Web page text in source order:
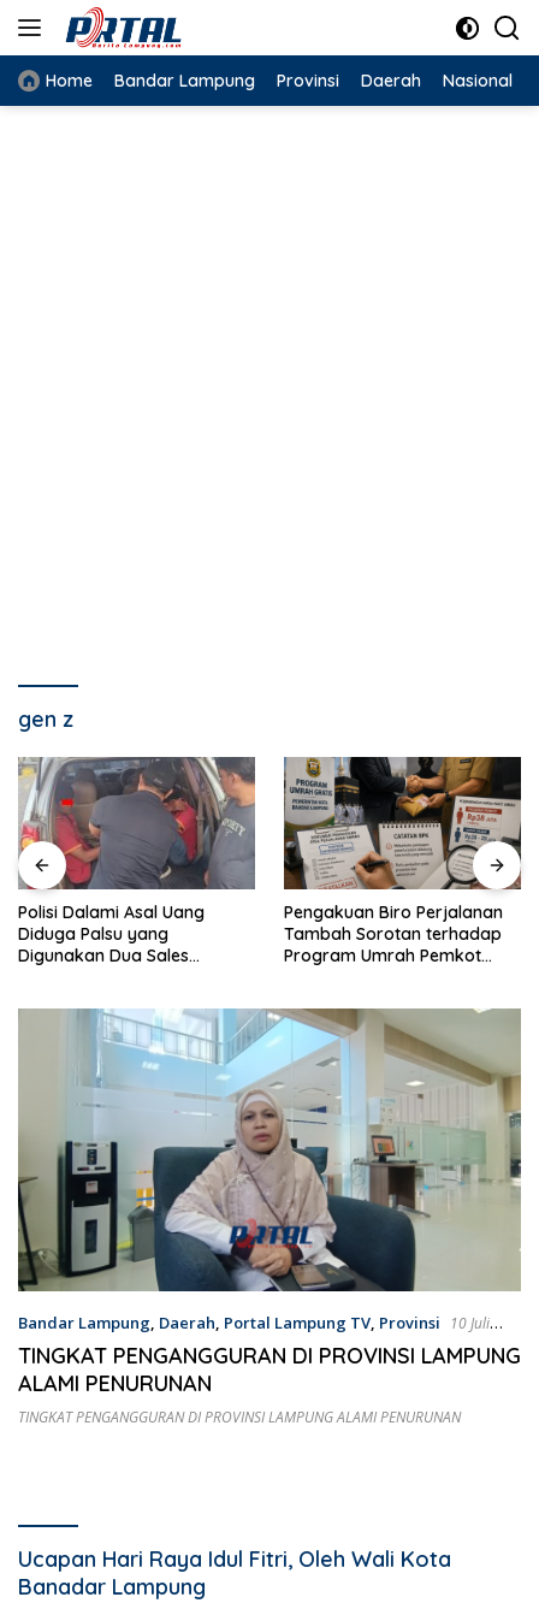
Langsung
konten
Home Bandar Lampung Provinsi Daerah Nasional
gen z
Polisi Dalami Asal Uang
Diduga Palsu yang
Digunakan Dua Sales
Pengakuan Biro Perjalanan
Tambah Sorotan terhadap
Program Umrah Pemkot
Bandar Lampung, Daerah, Portal Lampung TV, Provinsi
10 Juli
2024
TINGKAT PENGANGGURAN DI PROVINSI LAMPUNG
ALAMI PENURUNAN
TINGKAT PENGANGGURAN DI PROVINSI LAMPUNG ALAMI PENURUNAN
Ucapan Hari Raya Idul Fitri, Oleh Wali Kota
Banadar Lampung